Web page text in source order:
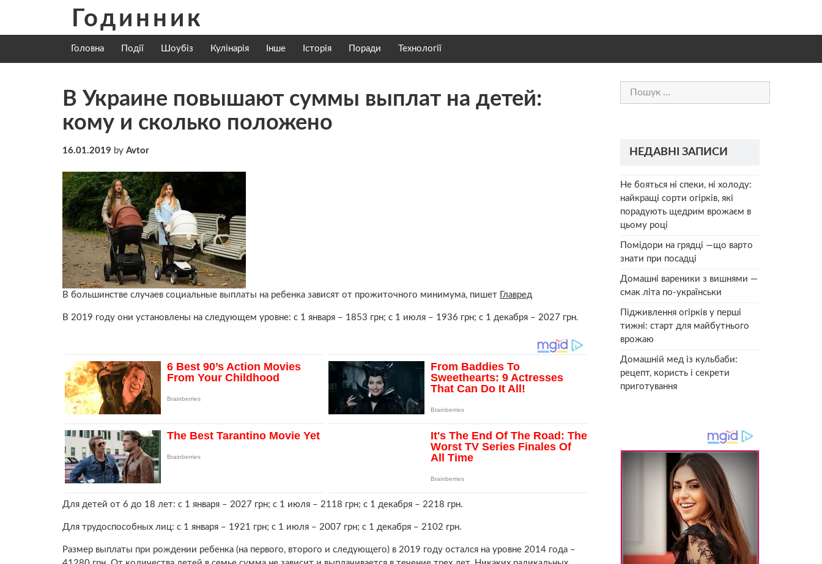
content
Годинник
Головна Події Шоубіз Кулінарія Інше Історія Поради Технології
В Украине повышают суммы выплат на детей:
кому и сколько положено
16.01.2019 by Avtor
В большинстве случаев социальные выплаты на ребенка зависят от прожиточного минимума, пишет Главред
В 2019 году они установлены на следующем уровне: с 1 января – 1853 грн; с 1 июля – 1936 грн; с 1 декабря – 2027 грн.
Для детей от 6 до 18 лет: с 1 января – 2027 грн; с 1 июля – 2118 грн; с 1 декабря – 2218 грн.
Для трудоспособных лиц: с 1 января – 1921 грн; с 1 июля – 2007 грн; с 1 декабря – 2102 грн.
Размер выплаты при рождении ребенка (на первого, второго и следующего) в 2019 году остался на уровне 2014 года –
Пошук:
НЕДАВНІ ЗАПИСИ
Не бояться ні спеки, ні холоду:
найкращі сорти огірків, які
порадують щедрим врожаєм в
цьому році
Помідори на грядці —що варто
знати при посадці
Домашні вареники з вишнями —
смак літа по-українськи
Підживлення огірків у перші
тижні: старт для майбутнього
врожаю
Домашній мед із кульбаби:
рецепт, користь і секрети
приготування